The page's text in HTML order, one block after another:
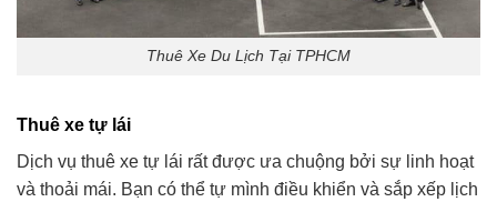
Thuê Xe Du Lịch Tại TPHCM
Thuê xe tự lái
Dịch vụ thuê xe tự lái rất được ưa chuộng bởi sự linh hoạt
và thoải mái. Bạn có thể tự mình điều khiển và sắp xếp lịch